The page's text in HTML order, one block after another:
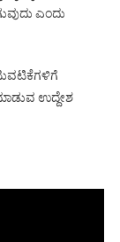
ಎಂದು
ಉದ್ದೇಶ